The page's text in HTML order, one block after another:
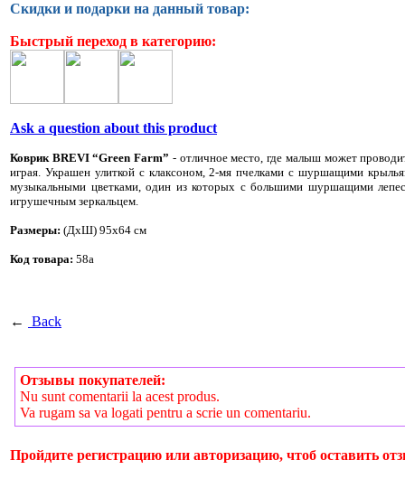
Скидки и подарки на данный товар:
Быстрый переход в категорию:
Ask a question about this product
Коврик BREVI “Green Farm” - отличное место, где малыш может
играя. Украшен улиткой с клаксоном, 2-мя пчелками с шуршащими
музыкальными цветками, один из которых с большими шуршащими
игрушечным зеркальцем.
Размеры: (ДхШ) 95х64 см
Код товара: 58а
← Back
Отзывы покупателей:
Nu sunt comentarii la acest produs.
Va rugam sa va logati pentru a scrie un comentariu.
Пройдите регистрацию или авторизацию, чтоб оставить